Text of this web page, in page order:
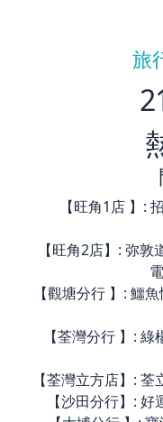
旅
【旺角1店 】:
【旺角2店】: 弥
【觀塘分行 】: 鱷
【荃灣分行 】:
【荃灣立方店】:
【沙田分行】: